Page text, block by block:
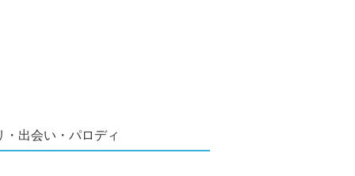
・出会い・パロディ